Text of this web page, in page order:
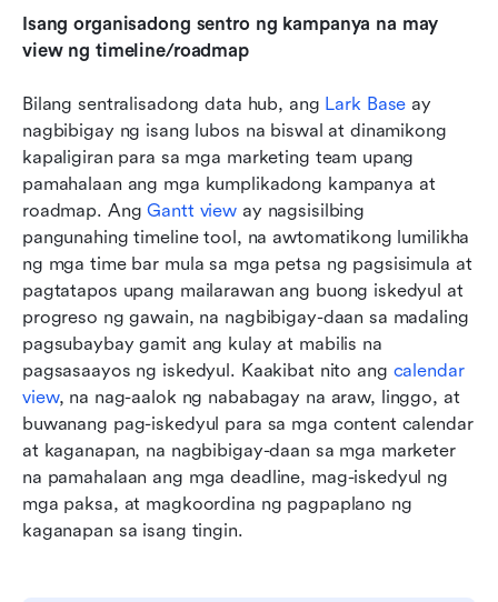
Isang organisadong sentro ng kampanya na may
view ng timeline/roadmap
Bilang sentralisadong data hub, ang Lark Base ay
nagbibigay ng isang lubos na biswal at dinamikong
kapaligiran para sa mga marketing team upang
pamahalaan ang mga kumplikadong kampanya at
roadmap. Ang Gantt view ay nagsisilbing
pangunahing timeline tool, na awtomatikong lumilikha
ng mga time bar mula sa mga petsa ng pagsisimula at
pagtatapos upang mailarawan ang buong iskedyul at
progreso ng gawain, na nagbibigay-daan sa madaling
pagsubaybay gamit ang kulay at mabilis na
pagsasaayos ng iskedyul. Kaakibat nito ang calendar
view, na nag-aalok ng nababagay na araw, linggo, at
buwanang pag-iskedyul para sa mga content calendar
at kaganapan, na nagbibigay-daan sa mga marketer
na pamahalaan ang mga deadline, mag-iskedyul ng
mga paksa, at magkoordina ng pagpaplano ng
kaganapan sa isang tingin.